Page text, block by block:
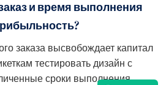
и время выполнения
заказа высвобождает капитал
тестировать дизайн с
сроки выполнения